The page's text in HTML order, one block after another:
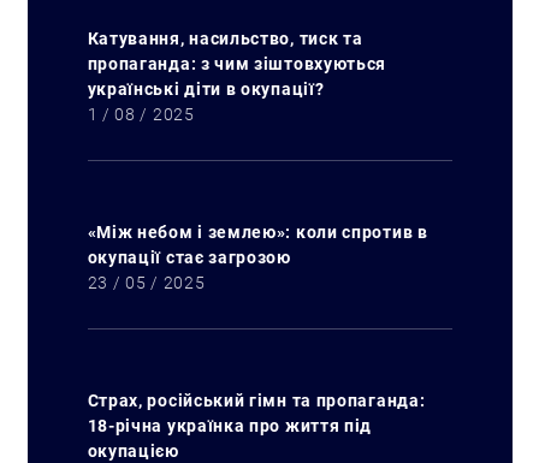
Катування, насильство, тиск та
пропаганда: з чим зіштовхуються
українські діти в окупації?
1 / 08 / 2025
«Між небом і землею»: коли спротив в
окупації стає загрозою
23 / 05 / 2025
Страх, російський гімн та пропаганда:
18-річна українка про життя під
окупацією